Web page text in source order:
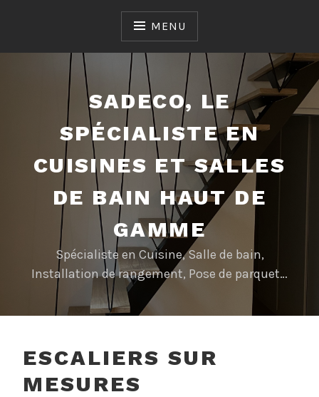
MENU
SADECO, LE
SPÉCIALISTE EN
CUISINES ET SALLES
DE BAIN HAUT DE
GAMME
Spécialiste en Cuisine, Salle de bain,
Installation de rangement, Pose de parquet…
ESCALIERS SUR
MESURES